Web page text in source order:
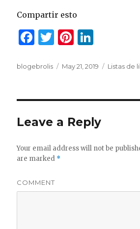
Compartir esto
F
c
b
o
o
k
T
it
r
Pi
te
st
k
dI
n
Author
blogebrolis
Posted
May 21, 2019 Listas de
Leave a Reply
Your email address will not be
are marked *
COMMENT